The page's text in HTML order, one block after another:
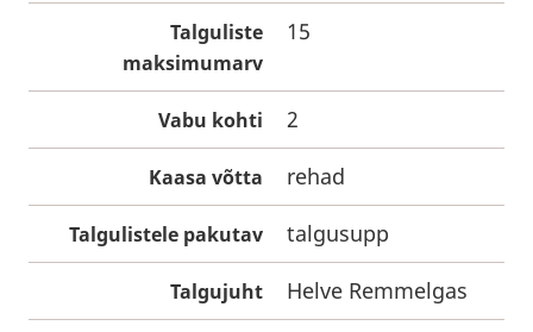
Talguliste
maksimumarv
15
Vabu kohti 2
Kaasa võtta rehad
Talgulistele pakutav talgusupp
Talgujuht Helve Remmelgas